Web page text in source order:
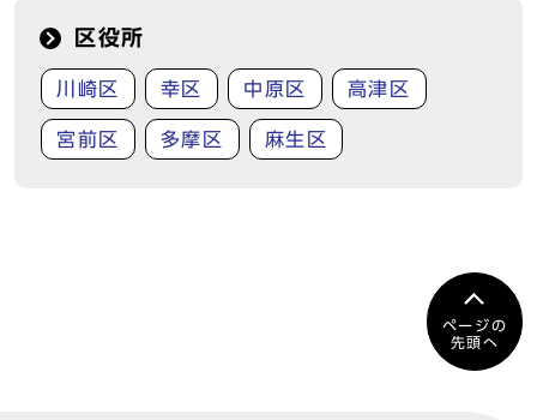
区役所
川崎区 幸区 中原区 高津区
宮前区 多摩区 麻生区
ページの
先頭へ